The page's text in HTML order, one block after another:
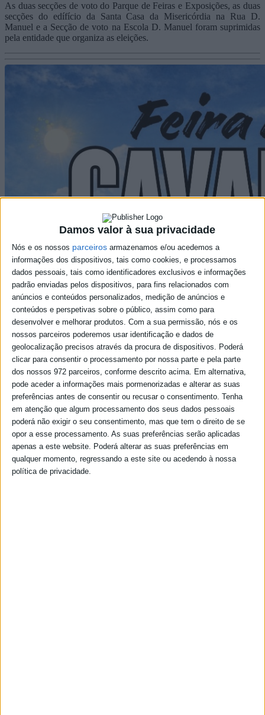
Damos valor à sua privacidade
Nós e os nossos parceiros armazenamos e/ou acedemos a
informações dos dispositivos, tais como cookies, e processamos
dados pessoais, tais como identificadores exclusivos e informações
padrão enviadas pelos dispositivos, para fins relacionados com
anúncios e conteúdos personalizados, medição de anúncios e
conteúdos e perspetivas sobre o público, assim como para
desenvolver e melhorar produtos. Com a sua permissão, nós e os
nossos parceiros poderemos usar identificação e dados de
geolocalização precisos através da procura de dispositivos. Poderá
clicar para consentir o processamento por nossa parte e pela parte
dos nossos 972 parceiros, conforme descrito acima. Em alternativa,
pode aceder a informações mais pormenorizadas e alterar as suas
preferências antes de consentir ou recusar o consentimento. Tenha
em atenção que algum processamento dos seus dados pessoais
poderá não exigir o seu consentimento, mas que tem o direito de se
opor a esse processamento. As suas preferências serão aplicadas
apenas a este website. Poderá alterar as suas preferências em
qualquer momento, regressando a este site ou acedendo à nossa
política de privacidade.
As duas secções de voto do Parque de Feiras e Exposições, as duas
secções do edífício da Santa Casa da Misericórdia na Rua D.
Manuel e a Secção de voto na Escola D. Manuel foram suprimidas
pela entidade que organiza as eleições.